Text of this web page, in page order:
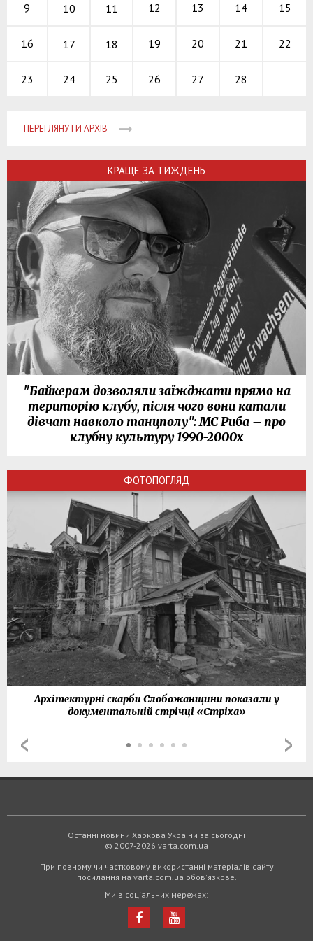
9 10 11 12 13 14 15
16 17 18 19 20 21 22
23 24 25 26 27 28
ПЕРЕГЛЯНУТИ АРХІВ
КРАЩЕ ЗА ТИЖДЕНЬ
"Байкерам дозволяли заїжджати прямо на
територію клубу, після чого вони катали
дівчат навколо танцполу": МС Риба – про
клубну культуру 1990-2000х
ФОТОПОГЛЯД
Архітектурні скарби Слобожанщини показали у
документальній стрічці «Стріха»
Останні новини Харкова України за сьогодні
© 2007-2026 varta.com.ua
При повному чи частковому використанні матеріалів сайту
посилання на varta.com.ua обов'язкове.
Ми в соціальних мережах: